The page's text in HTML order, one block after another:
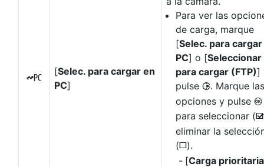
K
[Selec. para cargar en
PC]
Para ver las
de carga, marque
[Selec. para
PC] o [Seleccionar
para cargar (FTP)]
pulse 2. Marque las
opciones y pulse J
para seleccionar (M
eliminar la
(U).
[Carga prioritaria